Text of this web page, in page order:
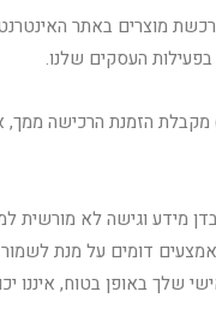
שנים לפחות מהיום בו רכשת מוצרים באתר
העסקים שלנו.
מקבלת הזמנת הרכישה ממך,
מידע וגישה לא מורשית
דומים על מנת
שלך באופן בטוח, איננו